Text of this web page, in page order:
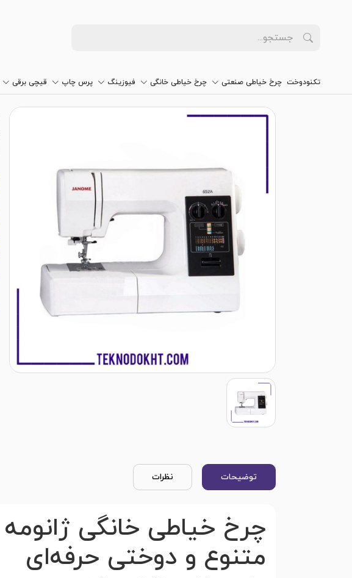
تکنودوخت چرخ خیاطی صنعتی چرخ خیاطی خانگی فیوزینگ پرس چاپ قیچی برقی
توضیحات نظرات
متنوع و دوختی حرفه‌ای